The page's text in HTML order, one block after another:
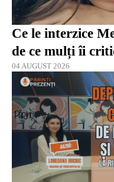
Ce le interzice
de ce mulți îi
04 AUGUST 2026